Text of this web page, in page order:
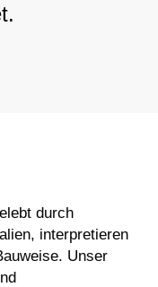
durch
interpretieren
Unser